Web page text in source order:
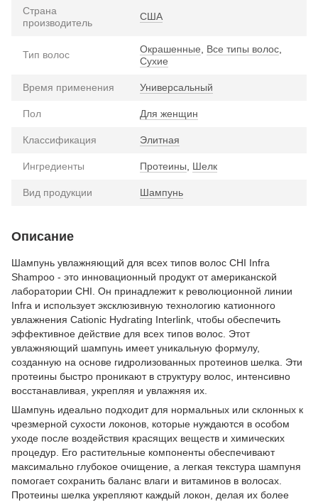
Страна
производитель
США
Тип волос Окрашенные, Все типы волос,
Сухие
Время применения Универсальный
Пол Для женщин
Классификация Элитная
Ингредиенты Протеины, Шелк
Вид продукции Шампунь
Описание
Шампунь увлажняющий для всех типов волос CHI Infra
Shampoo - это инновационный продукт от американской
лаборатории CHI. Он принадлежит к революционной линии
Infra и использует эксклюзивную технологию катионного
увлажнения Cationic Hydrating Interlink, чтобы обеспечить
эффективное действие для всех типов волос. Этот
увлажняющий шампунь имеет уникальную формулу,
созданную на основе гидролизованных протеинов шелка. Эти
протеины быстро проникают в структуру волос, интенсивно
восстанавливая, укрепляя и увлажняя их.
Шампунь идеально подходит для нормальных или склонных к
чрезмерной сухости локонов, которые нуждаются в особом
уходе после воздействия красящих веществ и химических
процедур. Его растительные компоненты обеспечивают
максимально глубокое очищение, а легкая текстура шампуня
помогает сохранить баланс влаги и витаминов в волосах.
Протеины шелка укрепляют каждый локон, делая их более